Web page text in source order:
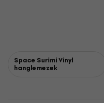
Space Surimi Vinyl
hanglemezek